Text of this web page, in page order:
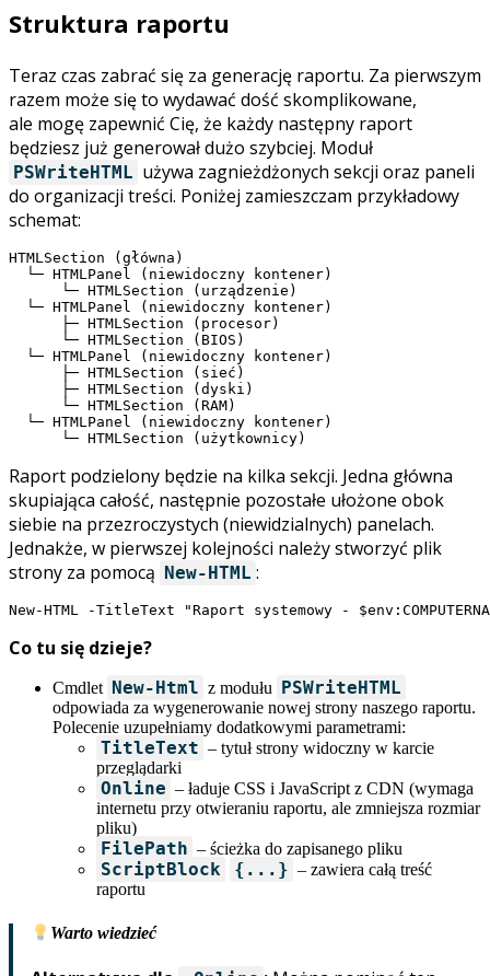
Struktura raportu
Teraz czas zabrać się za generację raportu. Za pierwszym
razem może się to wydawać dość skomplikowane,
ale mogę zapewnić Cię, że każdy następny raport
będziesz już generował dużo szybciej. Moduł
PSWriteHTML używa zagnieżdżonych sekcji oraz paneli
do organizacji treści. Poniżej zamieszczam przykładowy
schemat:
HTMLSection (główna)
  └─ HTMLPanel (niewidoczny kontener)
      └─ HTMLSection (urządzenie)
  └─ HTMLPanel (niewidoczny kontener)
      ├─ HTMLSection (procesor)
      └─ HTMLSection (BIOS)
  └─ HTMLPanel (niewidoczny kontener)
      ├─ HTMLSection (sieć)
      ├─ HTMLSection (dyski)
      └─ HTMLSection (RAM)
  └─ HTMLPanel (niewidoczny kontener)
      └─ HTMLSection (użytkownicy)
Raport podzielony będzie na kilka sekcji. Jedna główna
skupiająca całość, następnie pozostałe ułożone obok
siebie na przezroczystych (niewidzialnych) panelach.
Jednakże, w pierwszej kolejności należy stworzyć plik
strony za pomocą
New-HTML :
New-HTML -TitleText "Raport systemowy -
Co tu się dzieje?
Cmdlet New-Html z modułu PSWriteHTML
odpowiada za wygenerowanie nowej strony naszego raportu.
Polecenie uzupełniamy dodatkowymi parametrami:
TitleText – tytuł strony widoczny w karcie
przeglądarki
Online – ładuje CSS i JavaScript z CDN (wymaga
internetu przy otwieraniu raportu, ale zmniejsza rozmiar
pliku)
FilePath – ścieżka do zapisanego pliku
ScriptBlock {...} – zawiera całą treść
raportu
Warto wiedzieć